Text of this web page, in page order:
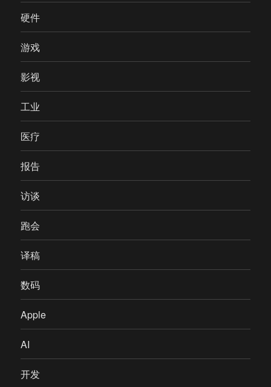
硬件
游戏
影视
工业
医疗
报告
访谈
跑会
译稿
数码
Apple
AI
开发